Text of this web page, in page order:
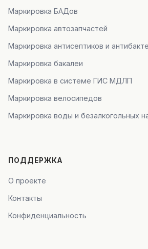
Маркировка БАДов
Маркировка автозапчастей
Маркировка антисептиков и
Маркировка бакалеи
Маркировка в системе ГИС МДЛП
Маркировка велосипедов
Маркировка воды и безалкогольных
ПОДДЕРЖКА
О проекте
Контакты
Конфиденциальность